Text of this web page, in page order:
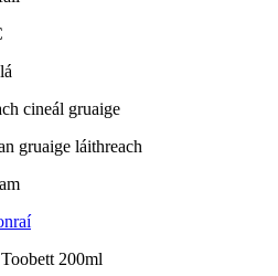
cineál gruaige
gruaige láithreach